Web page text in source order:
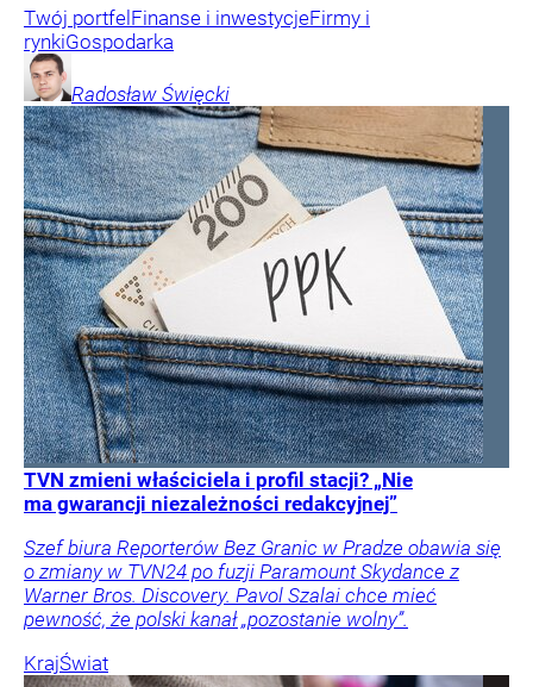
Twój portfelFinanse i inwestycjeFirmy i
rynkiGospodarka
Radosław Święcki
TVN zmieni właściciela i profil stacji? „Nie
ma gwarancji niezależności redakcyjnej”
Szef biura Reporterów Bez Granic w Pradze obawia się
o zmiany w TVN24 po fuzji Paramount Skydance z
Warner Bros. Discovery. Pavol Szalai chce mieć
pewność, że polski kanał „pozostanie wolny”.
KrajŚwiat